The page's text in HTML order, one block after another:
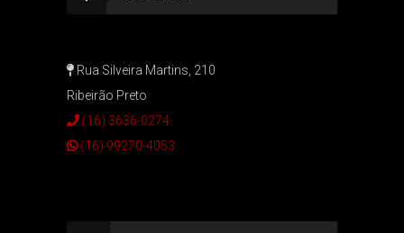
Rua Silveira Martins, 210
Ribeirão Preto
(16) 3636-0274
(16) 99270-4053